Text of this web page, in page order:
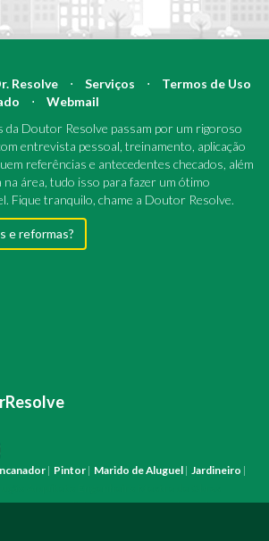
Resolve ⋅ Serviços ⋅
Termos de Uso
⋅
Webmail
da Doutor Resolve passam por um rigoroso
entrevista pessoal, treinamento, aplicação
referências e antecedentes checados, além
na área, tudo isso para fazer um ótimo
Fique tranquilo, chame a Doutor Resolve.
e reformas?
| Pintor | Marido de Aluguel | Jardineiro |
PredialManutenção Residencial